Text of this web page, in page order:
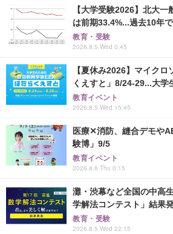
【大学受験2026】北大
は前期33.4%...過去10年
教育・受験
2026.8.5 Wed 0:45
【夏休み2026】マイク
くえすと」8/24-29...大学
教育イベント
2026.8.5 Wed 15:45
医療✕消防、縫合デモや
験博」9/5
教育イベント
2026.8.6 Thu 0:15
灘・渋幕など全国の中高
学解法コンテスト」結果
教育・受験
2026.8.5 Wed 22:15